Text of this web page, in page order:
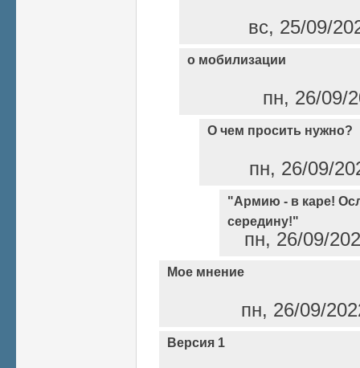
вс, 25/09/
о мобилизации
пн, 26/09/
О чем просить нужно?
пн, 26/09/
"Армию - в каре!
середину!"
пн, 26/09/
Мое мнение
пн, 26/09/
Версия 1